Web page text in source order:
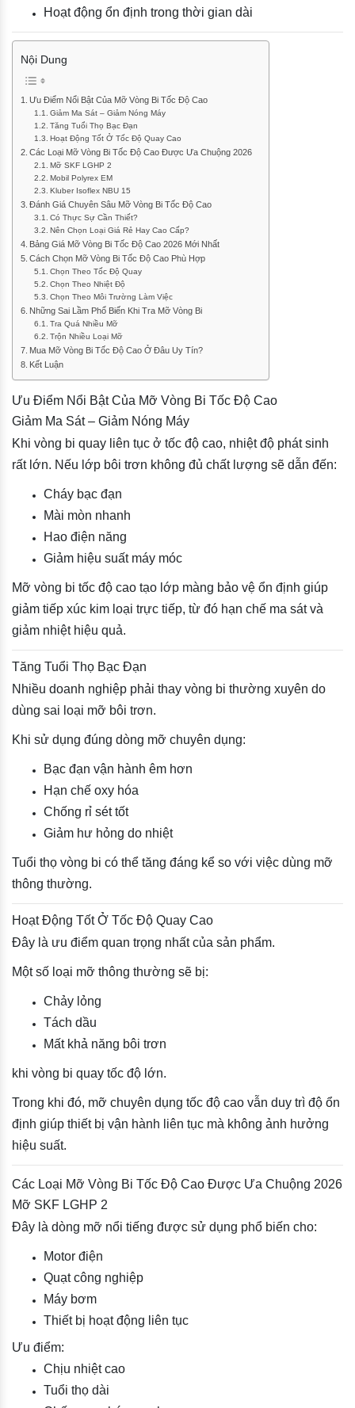
Hoạt động ổn định trong thời gian dài
Nội Dung
Ưu Điểm Nổi Bật Của Mỡ Vòng Bi Tốc Độ Cao
Giảm Ma Sát – Giảm Nóng Máy
Tăng Tuổi Thọ Bạc Đạn
Hoạt Động Tốt Ở Tốc Độ Quay Cao
Các Loại Mỡ Vòng Bi Tốc Độ Cao Được Ưa Chuộng 2026
Mỡ SKF LGHP 2
Mobil Polyrex EM
Kluber Isoflex NBU 15
Đánh Giá Chuyên Sâu Mỡ Vòng Bi Tốc Độ Cao
Có Thực Sự Cần Thiết?
Nên Chọn Loại Giá Rẻ Hay Cao Cấp?
Bảng Giá Mỡ Vòng Bi Tốc Độ Cao 2026 Mới Nhất
Cách Chọn Mỡ Vòng Bi Tốc Độ Cao Phù Hợp
Chọn Theo Tốc Độ Quay
Chọn Theo Nhiệt Độ
Chọn Theo Môi Trường Làm Việc
Những Sai Lầm Phổ Biến Khi Tra Mỡ Vòng Bi
Tra Quá Nhiều Mỡ
Trộn Nhiều Loại Mỡ
Mua Mỡ Vòng Bi Tốc Độ Cao Ở Đâu Uy Tín?
Kết Luận
Ưu Điểm Nổi Bật Của Mỡ Vòng Bi Tốc Độ Cao
Giảm Ma Sát – Giảm Nóng Máy
Khi vòng bi quay liên tục ở tốc độ cao, nhiệt độ phát sinh
rất lớn. Nếu lớp bôi trơn không đủ chất lượng sẽ dẫn đến:
Cháy bạc đạn
Mài mòn nhanh
Hao điện năng
Giảm hiệu suất máy móc
Mỡ vòng bi tốc độ cao tạo lớp màng bảo vệ ổn định giúp
giảm tiếp xúc kim loại trực tiếp, từ đó hạn chế ma sát và
giảm nhiệt hiệu quả.
Tăng Tuổi Thọ Bạc Đạn
Nhiều doanh nghiệp phải thay vòng bi thường xuyên do
dùng sai loại mỡ bôi trơn.
Khi sử dụng đúng dòng mỡ chuyên dụng:
Bạc đạn vận hành êm hơn
Hạn chế oxy hóa
Chống rỉ sét tốt
Giảm hư hỏng do nhiệt
Tuổi thọ vòng bi có thể tăng đáng kể so với việc dùng mỡ
thông thường.
Hoạt Động Tốt Ở Tốc Độ Quay Cao
Đây là ưu điểm quan trọng nhất của sản phẩm.
Một số loại mỡ thông thường sẽ bị:
Chảy lỏng
Tách dầu
Mất khả năng bôi trơn
khi vòng bi quay tốc độ lớn.
Trong khi đó, mỡ chuyên dụng tốc độ cao vẫn duy trì độ ổn
định giúp thiết bị vận hành liên tục mà không ảnh hưởng
hiệu suất.
Các Loại Mỡ Vòng Bi Tốc Độ Cao Được Ưa Chuộng 2026
Mỡ SKF LGHP 2
Đây là dòng mỡ nổi tiếng được sử dụng phổ biến cho:
Motor điện
Quạt công nghiệp
Máy bơm
Thiết bị hoạt động liên tục
Ưu điểm:
Chịu nhiệt cao
Tuổi thọ dài